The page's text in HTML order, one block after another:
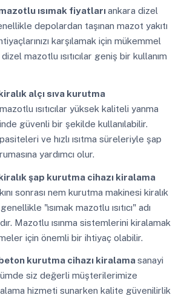
ısımak fiyatlarıankara dizel
depolardan taşınan mazot yakıtı
karşılamak için mükemmel
mazotlu ısıtıcılar geniş bir kullanım
alçı sıva kurutma
ısıtıcılar yüksek kaliteli yanma
güvenli bir şekilde kullanılabilir.
ve hızlı ısıtma süreleriyle şap
yardımcı olur.
şap kurutma cihazı kiralama
sonrası nem kurutma makinesi kiralık
"ısımak mazotlu ısıtıcı" adı
Mazotlu ısınma sistemlerini kiralamak
için önemli bir ihtiyaç olabilir.
beton kurutma cihazı kiralamasanayi
siz değerli müşterilerimize
hizmeti sunarken kalite güvenilirlik